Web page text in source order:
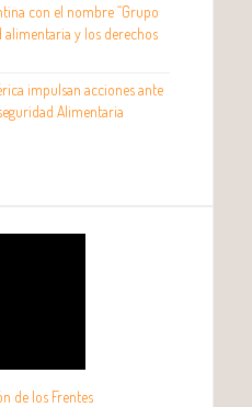
con el nombre “Grupo
y los derechos
impulsan acciones ante
Alimentaria
de los Frentes